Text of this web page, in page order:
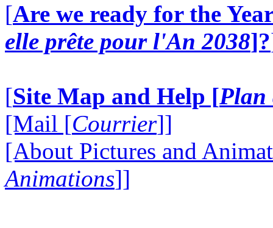
[Are we ready for the
elle prête pour l'An 2038]?
[Site Map and Help [Plan
[Mail [Courrier]]
[About Pictures and
Animations]]